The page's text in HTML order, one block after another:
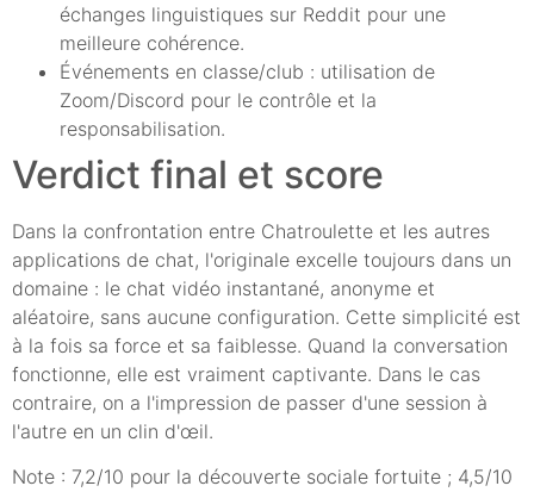
échanges linguistiques sur Reddit pour une
meilleure cohérence.
Événements en classe/club : utilisation de
Zoom/Discord pour le contrôle et la
responsabilisation.
Verdict final et score
Dans la confrontation entre Chatroulette et les autres
applications de chat, l'originale excelle toujours dans un
domaine : le chat vidéo instantané, anonyme et
aléatoire, sans aucune configuration. Cette simplicité est
à la fois sa force et sa faiblesse. Quand la conversation
fonctionne, elle est vraiment captivante. Dans le cas
contraire, on a l'impression de passer d'une session à
l'autre en un clin d'œil.
Note : 7,2/10 pour la découverte sociale fortuite ; 4,5/10